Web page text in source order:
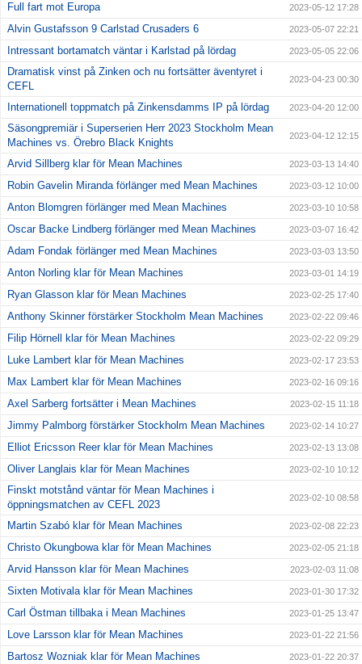
Full fart mot Europa 2023-05-12 17:28
Alvin Gustafsson 9 Carlstad Crusaders 6 2023-05-07 22:21
Intressant bortamatch väntar i Karlstad på lördag 2023-05-05 22:06
Dramatisk vinst på Zinken och nu fortsätter äventyret i
CEFL
2023-04-23 00:30
Internationell toppmatch på Zinkensdamms IP på lördag 2023-04-20 12:00
Säsongpremiär i Superserien Herr 2023 Stockholm Mean
Machines vs. Örebro Black Knights
2023-04-12 12:15
Arvid Sillberg klar för Mean Machines 2023-03-13 14:40
Robin Gavelin Miranda förlänger med Mean Machines 2023-03-12 10:00
Anton Blomgren förlänger med Mean Machines 2023-03-10 10:58
Oscar Backe Lindberg förlänger med Mean Machines 2023-03-07 16:42
Adam Fondak förlänger med Mean Machines 2023-03-03 13:50
Anton Norling klar för Mean Machines 2023-03-01 14:19
Ryan Glasson klar för Mean Machines 2023-02-25 17:40
Anthony Skinner förstärker Stockholm Mean Machines 2023-02-22 09:46
Filip Hörnell klar för Mean Machines 2023-02-22 09:29
Luke Lambert klar för Mean Machines 2023-02-17 23:53
Max Lambert klar för Mean Machines 2023-02-16 09:16
Axel Sarberg fortsätter i Mean Machines 2023-02-15 11:18
Jimmy Palmborg förstärker Stockholm Mean Machines 2023-02-14 10:27
Elliot Ericsson Reer klar för Mean Machines 2023-02-13 13:08
Oliver Langlais klar för Mean Machines 2023-02-10 10:12
Finskt motstånd väntar för Mean Machines i
öppningsmatchen av CEFL 2023
2023-02-10 08:58
Martin Szabó klar för Mean Machines 2023-02-08 22:23
Christo Okungbowa klar för Mean Machines 2023-02-05 21:18
Arvid Hansson klar för Mean Machines 2023-02-03 11:08
Sixten Motivala klar för Mean Machines 2023-01-30 17:32
Carl Östman tillbaka i Mean Machines 2023-01-25 13:47
Love Larsson klar för Mean Machines 2023-01-22 21:56
Bartosz Wozniak klar för Mean Machines 2023-01-22 20:37